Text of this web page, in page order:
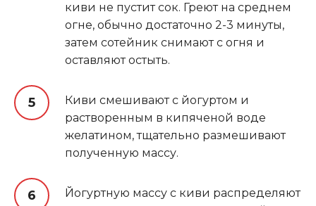
киви не пустит сок. Греют на среднем
огне, обычно достаточно 2-3 минуты,
затем сотейник снимают с огня и
оставляют остыть.
Киви смешивают с йогуртом и
растворенным в кипяченой воде
желатином, тщательно размешивают
полученную массу.
Йогуртную массу с киви распределяют